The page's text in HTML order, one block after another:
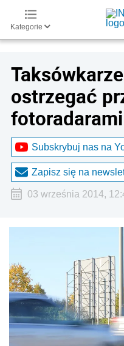
Kategorie
ostrzegać
fotoradarami
Subskrybuj nas na
Zapisz się na
03 września 2014,